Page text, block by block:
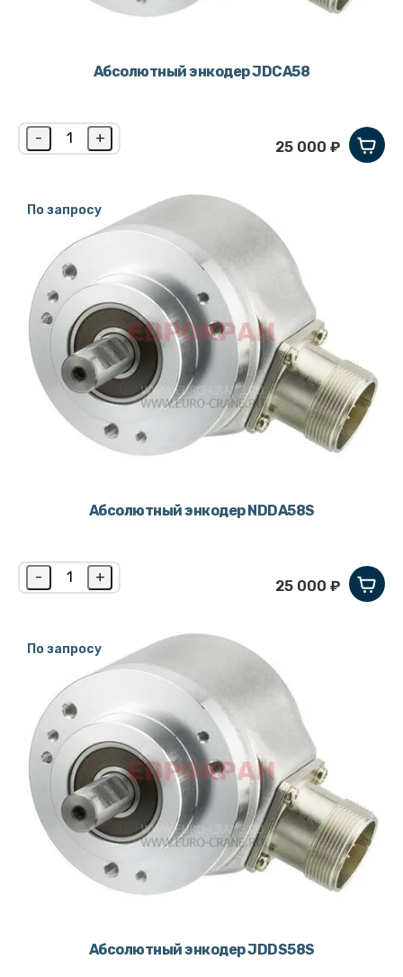
Абсолютный энкодер JDCA58
- +
25 000 ₽
По запросу
Абсолютный энкодер NDDA58S
- +
25 000 ₽
По запросу
Абсолютный энкодер JDDS58S